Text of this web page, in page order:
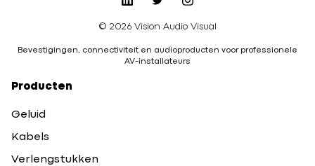
© 2026 Vision Audio Visual
Bevestigingen, connectiviteit en audioproducten voor professionele
AV-installateurs
Producten
Geluid
Kabels
Verlengstukken